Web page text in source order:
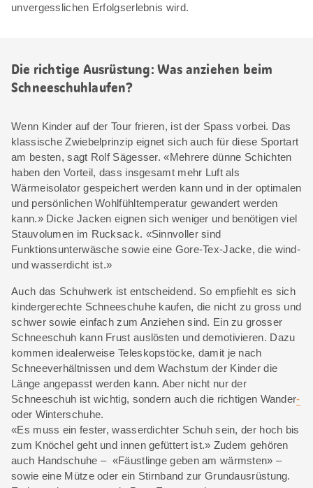
unvergesslichen Erfolgserlebnis wird.
Die richtige Ausrüstung: Was anziehen beim
Schneeschuhlaufen?
Wenn Kinder auf der Tour frieren, ist der Spass vorbei. Das
klassische Zwiebelprinzip eignet sich auch für diese Sportart
am besten, sagt Rolf Sägesser. «Mehrere dünne Schichten
haben den Vorteil, dass insgesamt mehr Luft als
Wärmeisolator gespeichert werden kann und in der optimalen
und persönlichen Wohlfühltemperatur gewandert werden
kann.» Dicke Jacken eignen sich weniger und benötigen viel
Stauvolumen im Rucksack. «Sinnvoller sind
Funktionsunterwäsche sowie eine Gore-Tex-Jacke, die wind-
und wasserdicht ist.»
Auch das Schuhwerk ist entscheidend. So empfiehlt es sich
kindergerechte Schneeschuhe kaufen, die nicht zu gross und
schwer sowie einfach zum Anziehen sind. Ein zu grosser
Schneeschuh kann Frust auslösten und demotivieren. Dazu
kommen idealerweise Teleskopstöcke, damit je nach
Schneeverhältnissen und dem Wachstum der Kinder die
Länge angepasst werden kann. Aber nicht nur der
Schneeschuh ist wichtig, sondern auch die richtigen Wander-
oder Winterschuhe.
«Es muss ein fester, wasserdichter Schuh sein, der hoch bis
zum Knöchel geht und innen gefüttert ist.» Zudem gehören
auch Handschuhe – «Fäustlinge geben am wärmsten» –
sowie eine Mütze oder ein Stirnband zur Grundausrüstung.